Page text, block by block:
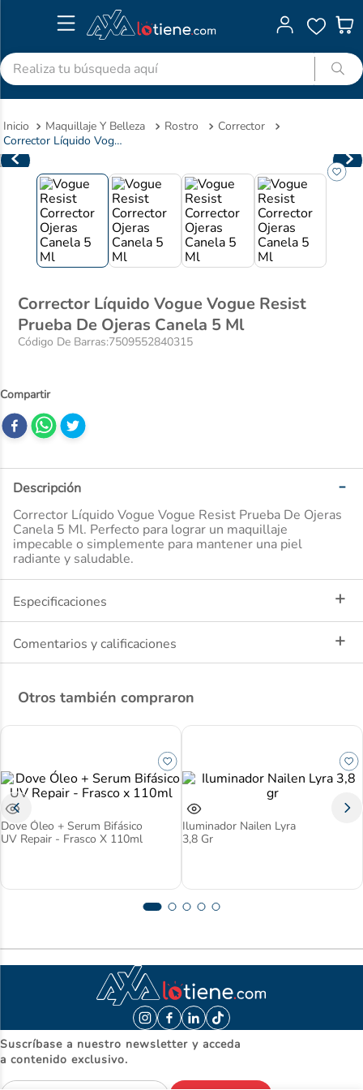
Realiza tu búsqueda aquí
Maquillaje Y Belleza Rostro
Corrector
Corrector Líquido Vogue Vogue Resist Prueba De Ojeras Canela 5 Ml
Corrector Líquido Vogue Vogue Resist
Prueba De Ojeras Canela 5 Ml
Código De Barras:7509552840315
Descripción
Corrector Líquido Vogue Vogue Resist Prueba De Ojeras
Canela 5 Ml. Perfecto para lograr un maquillaje
impecable o simplemente para mantener una piel
radiante y saludable.
Especificaciones
Comentarios y calificaciones
Otros también compraron
Dove Óleo + Serum Bifásico
UV Repair - Frasco X 110ml
Iluminador Nailen Lyra
3,8 Gr
TÉRMINOS MÁS BUSCADOS
1.
advitabs
3.
acetaminofen
.
colgate
.
pedialyte
6.
shampoo
dolex
8.
clotrimazol